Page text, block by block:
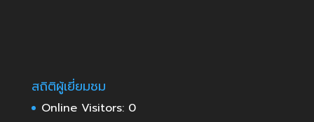
สถิติผู้เยี่ยมชม
Online Visitors: 0